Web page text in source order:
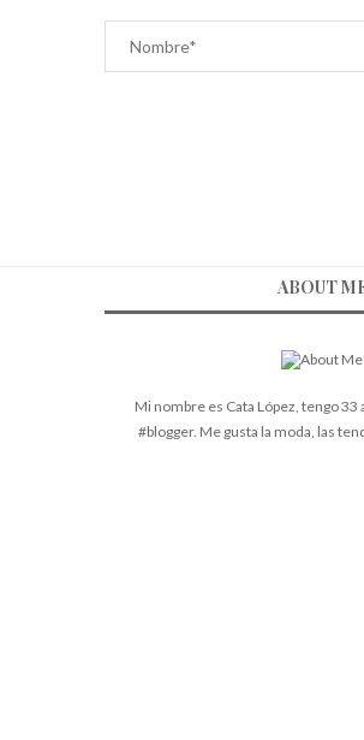
ABOUT
Mi nombre es Cata López, tengo
#blogger. Me gusta la moda, las